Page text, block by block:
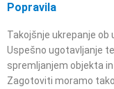
Popravila
Takojšnje ukrepanje ob
Uspešno ugotavljanje
spremljanjem objekta
Zagotoviti moramo